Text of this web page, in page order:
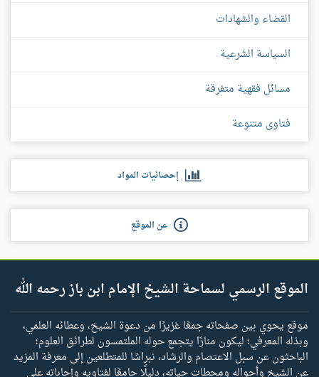
القضاء والشهادات
السياسة الشرعية
مسائل فقهية متفرقة
فتاوى متنوعة
إحصائيات المواد
عن الموقع
الموقع الرسمي لسماحة الشيخ الإمام ابن باز رحمه الله
موقع يحوي بين صفحاته جمعًا غزيرًا من دعوة الشيخ، وعطائه العلمي،
وبذله المعرفي؛ ليكون منارًا يتجمع حوله الملتمسون لطرائق العلوم؛
الباحثون عن سبل الاعتصام والرشاد، نبراسًا للمتطلعين إلى معرفة المزيد
عن الشيخ وأحواله ومحطات حياته، دليلًا جامعًا لفتاويه وإجاباته على